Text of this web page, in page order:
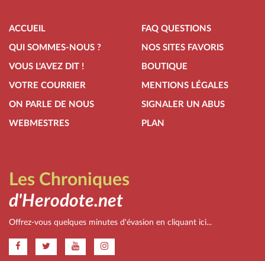
ACCUEIL
QUI SOMMES-NOUS ?
VOUS L'AVEZ DIT !
VOTRE COURRIER
ON PARLE DE NOUS
WEBMESTRES
FAQ QUESTIONS
NOS SITES FAVORIS
BOUTIQUE
MENTIONS LÉGALES
SIGNALER UN ABUS
PLAN
Les Chroniques
d'Herodote.net
Offrez-vous quelques minutes d'évasion en cliquant ici...